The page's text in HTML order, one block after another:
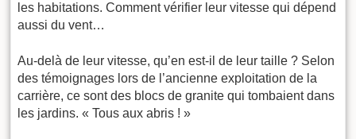
les habitations. Comment vérifier leur vitesse qui dépend
aussi du vent…
Au-delà de leur vitesse, qu’en est-il de leur taille ? Selon
des témoignages lors de l’ancienne exploitation de la
carrière, ce sont des blocs de granite qui tombaient dans
les jardins. « Tous aux abris ! »